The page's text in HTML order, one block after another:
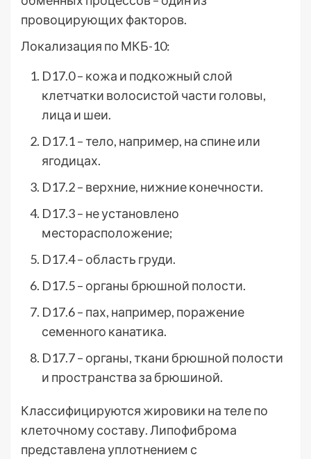
провоцирующих факторов.
Локализация по МКБ-10:
D17.0 – кожа и подкожный слой
клетчатки волосистой части головы,
лица и шеи.
D17.1 – тело, например, на спине или
ягодицах.
D17.2 – верхние, нижние конечности.
D17.3 – не установлено
месторасположение;
D17.4 – область груди.
D17.5 – органы брюшной полости.
D17.6 – пах, например, поражение
семенного канатика.
D17.7 – органы, ткани брюшной полости
и пространства за брюшиной.
Классифицируются жировики на теле по
клеточному составу. Липофиброма
представлена уплотнением с